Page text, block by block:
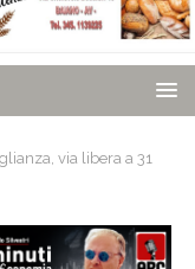
via libera a 31